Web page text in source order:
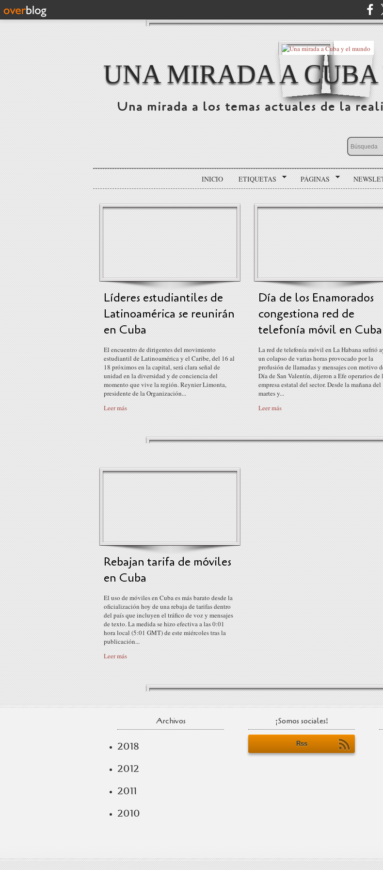
UNA MIRADA A
Una mirada a los temas actuales de la
INICIO ETIQUETAS PÁGINAS
Líderes estudiantiles de
Latinoamérica se reunirán
en Cuba
El encuentro de dirigentes del movimiento
estudiantil de Latinoamérica y el Caribe, del 16 al
18 próximos en la capital, será clara señal de
unidad en la diversidad y de conciencia del
momento que vive la región. Reynier Limonta,
presidente de la Organización...
Leer más
Día de los Enamorados
congestiona red de
telefonía móvil en Cuba
La red de telefonía móvil en La Habana sufrió
un colapso de varias horas provocado por la
profusión de llamadas y mensajes con motivo
Día de San Valentín, dijeron a Efe operarios de
empresa estatal del sector. Desde la mañana del
martes y...
Leer más
Rebajan tarifa de móviles
en Cuba
El uso de móviles en Cuba es más barato desde la
oficialización hoy de una rebaja de tarifas dentro
del país que incluyen el tráfico de voz y mensajes
de texto. La medida se hizo efectiva a las 0:01
hora local (5:01 GMT) de este miércoles tras la
publicación...
Leer más
Archivos
2018
2012
2011
2010
¡Somos sociales!
Rss